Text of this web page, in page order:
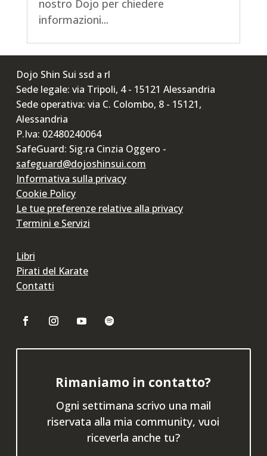
nostro Dojo per chiedere
informazioni...
Dojo Shin Sui ssd a rl
Sede legale: via Tripoli, 4 - 15121 Alessandria
Sede operativa: via C. Colombo, 8 - 15121,
Alessandria
P.Iva: 02480240064
SafeGuard: Sig.ra Cinzia Oggero -
safeguard@dojoshinsui.com
Informativa sulla privacy
Cookie Policy
Le tue preferenze relative alla privacy
Termini e Servizi
Libri
Pirati del Karate
Contatti
Rimaniamo in contatto?
Ogni settimana scrivo una mail
riservata alla mia community, vuoi
riceverla anche tu?